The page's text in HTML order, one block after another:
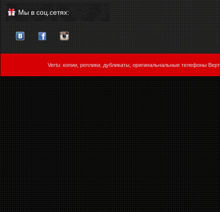
Мы в соц.сетях:
Vertu: копии, реплики, дубликаты, оригинальнальные телефоны